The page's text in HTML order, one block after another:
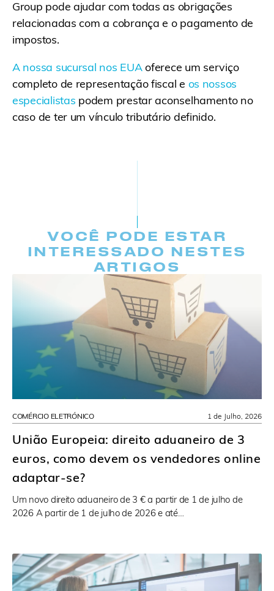
Group pode ajudar com todas as obrigações
relacionadas com a cobrança e o pagamento de
impostos.
A nossa sucursal nos EUAoferece um serviço
completo de representação fiscal e os nossos
especialistas podem prestar aconselhamento no
caso de ter um vínculo tributário definido.
VOCÊ PODE ESTAR
INTERESSADO NESTES
ARTIGOS
COMÉRCIO ELETRÓNICO
União Europeia: direito aduaneiro de 3
euros, como devem os vendedores online
adaptar-se?
Um novo direito aduaneiro de 3 € a partir de 1 de julho de
2026 A partir de 1 de julho de 2026 e até…
1 de Julho, 2026